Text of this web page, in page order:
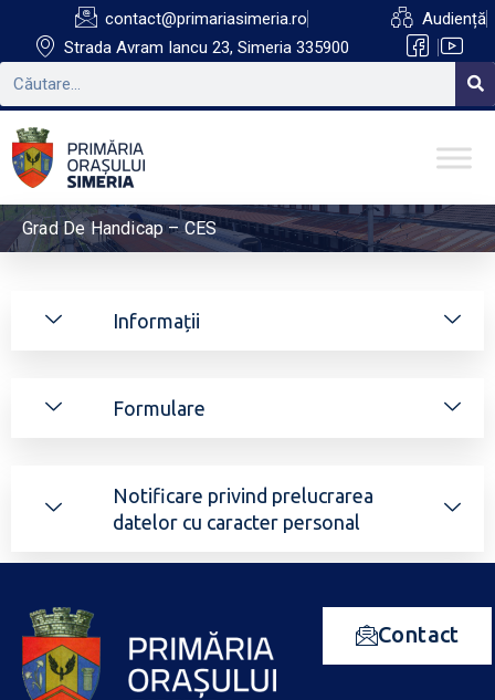
contact@primariasimeria.ro
Strada Avram Iancu 23, Simeria 335900
Audiență
Grad De Handicap – CES
Informații
Formulare
Notificare privind prelucrarea
datelor cu caracter personal
Contact